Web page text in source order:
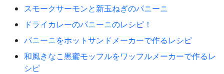
スモークサーモンと新玉ねぎのパニーニ
ドライカレーのパニーニのレシピ！
パニーニをホットサンドメーカーで作るレシピ
和風きなこ黒蜜モッフルをワッフルメーカーで作るレ
シピ